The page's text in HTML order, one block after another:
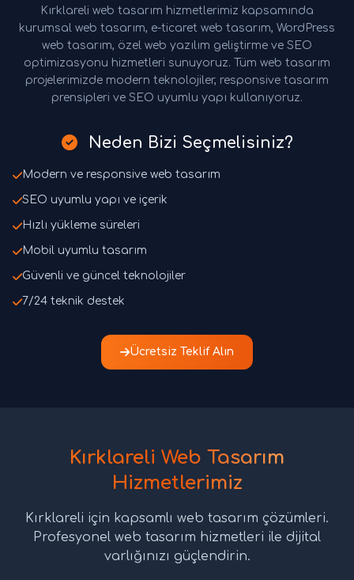
Kırklareli web tasarım hizmetlerimiz kapsamında
kurumsal web tasarım, e-ticaret web tasarım, WordPress
web tasarım, özel web yazılım geliştirme ve SEO
optimizasyonu hizmetleri sunuyoruz. Tüm web tasarım
projelerimizde modern teknolojiler, responsive tasarım
prensipleri ve SEO uyumlu yapı kullanıyoruz.
Neden Bizi Seçmelisiniz?
Modern ve responsive web tasarım
SEO uyumlu yapı ve içerik
Hızlı yükleme süreleri
Mobil uyumlu tasarım
Güvenli ve güncel teknolojiler
7/24 teknik destek
Ücretsiz Teklif Alın
Kırklareli Web Tasarım
Hizmetlerimiz
Kırklareli için kapsamlı web tasarım çözümleri.
Profesyonel web tasarım hizmetleri ile dijital
varlığınızı güçlendirin.